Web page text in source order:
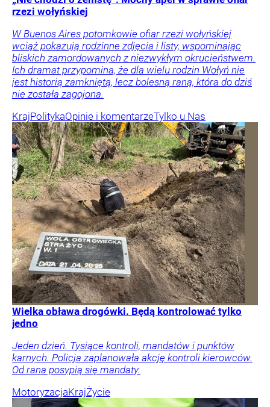
rzezi wołyńskiej
W Buenos Aires potomkowie ofiar rzezi wołyńskiej
wciąż pokazują rodzinne zdjęcia i listy, wspominając
bliskich zamordowanych z niezwykłym okrucieństwem.
Ich dramat przypomina, że dla wielu rodzin Wołyń nie
jest historią zamkniętą, lecz bolesną raną, która do dziś
nie została zagojona.
KrajPolitykaOpinie i komentarzeTylko u Nas
Wielka obława drogówki. Będą kontrolować tylko
jedno
Jeden dzień. Tysiące kontroli, mandatów i punktów
karnych. Policja zaplanowała akcję kontroli kierowców.
Od rana posypią się mandaty.
MotoryzacjaKrajŻycie